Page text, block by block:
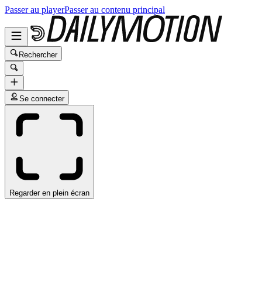
Passer au playerPasser au contenu principal
Rechercher
Se connecter
Regarder en plein écran